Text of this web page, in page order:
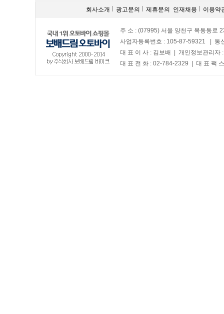
회사소개 광고문의 제휴문의 인재채용 이용약
주 소 : (07995) 서울 양천구 목동동로
사업자등록번호 : 105-87-59321 | 통
대 표 이 사 : 김보배 | 개인정보관리자
대 표 전 화 : 02-784-2329 | 대 표 팩